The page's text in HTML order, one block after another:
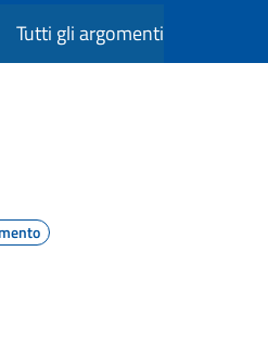
Tutti gli argomenti